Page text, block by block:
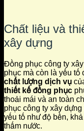
Chất liệu và
xây dựng
Đồng phục công ty
phục mà còn là yếu tố
chất lượng dịch vụ
thiết kế đồng phục
thoải mái và an toàn
phục công ty xây
yếu tố như độ bền,
thấm nước.